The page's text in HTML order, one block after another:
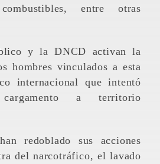
entre otras
hombres vinculados a esta
internacional que intentó
a territorio
del narcotráfico, el lavado